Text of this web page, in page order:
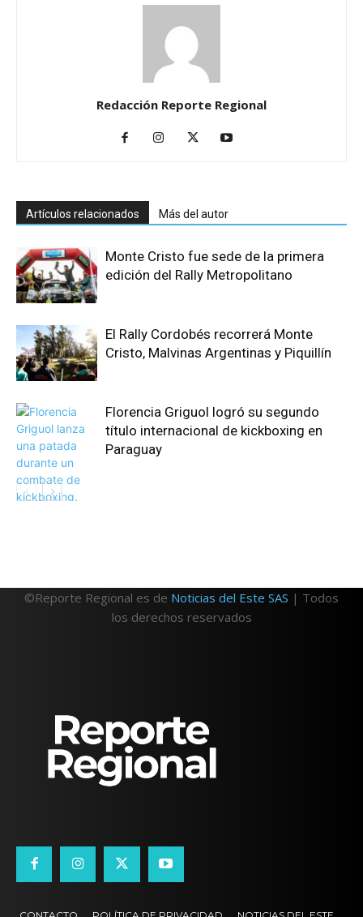
Redacción Reporte Regional
Artículos relacionados Más del autor
Monte Cristo fue sede de la primera
edición del Rally Metropolitano
El Rally Cordobés recorrerá Monte
Cristo, Malvinas Argentinas y Piquillín
Florencia Griguol logró su segundo
título internacional de kickboxing en
Paraguay
©Reporte Regional es de Noticias del Este SAS | Todos
los derechos reservados